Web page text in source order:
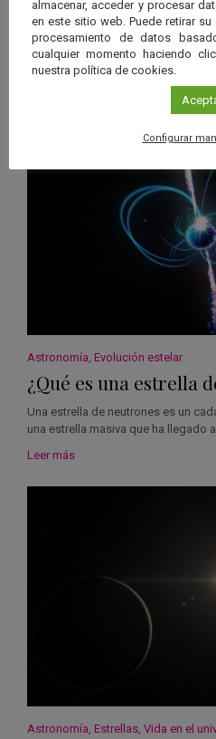
Un agujero negro es un cuerpo
de masa en un volumen muy
muy intensa en…
Astronomía Evolución estelar
¿Qué es una estrella
Una estrella de neutrones es un
una estrella masiva que ha llegado
Leer más
Astronomía Estrellas Vida en el
almacenar, acceder y procesar
en este sitio web. Puede retirar
procesamiento de datos
cualquier momento haciendo
nuestra política de cookies.
Configurar